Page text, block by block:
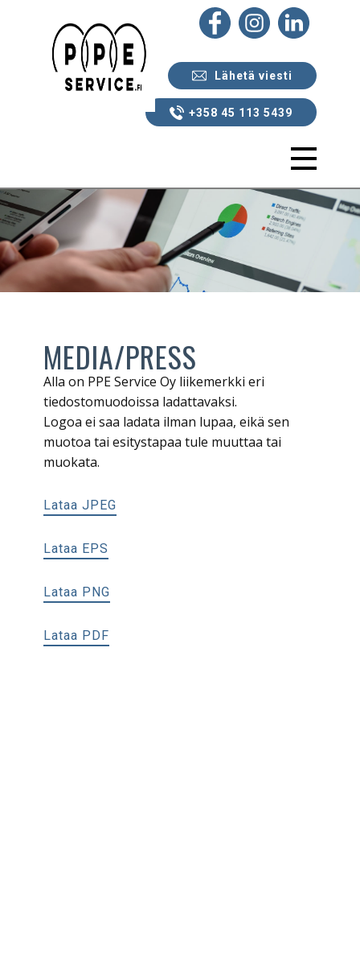
Lähetä viesti
+358 45 113 5439
PPE Service Oy
Palvelumme
Yritys
MEDIA/PRESS
Alla on PPE Service Oy liikemerkki eri
tiedostomuodoissa ladattavaksi.
Logoa ei saa ladata ilman lupaa, eikä sen
muotoa tai esitystapaa tule muuttaa tai
muokata.
Lataa JPEG
Lataa EPS
Lataa PNG
Lataa PDF